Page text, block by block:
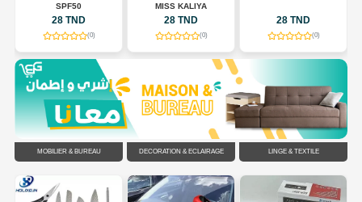
SPF50
28 TND
(0)
MISS KALIYA
28 TND
(0)
28 TND
(0)
MOBILIER & BUREAU DÉCORATION & ÉCLAIRAGE LINGE & TEXTILE